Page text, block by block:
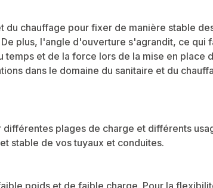
chauffage pour fixer de manière stable
plus, l'angle d'ouverture s'agrandit, ce qui
et de la force lors de la mise en place
dans le domaine du sanitaire et du
plages de charge et différents
stable de vos tuyaux et conduites.
poids et de faible charge. Pour la